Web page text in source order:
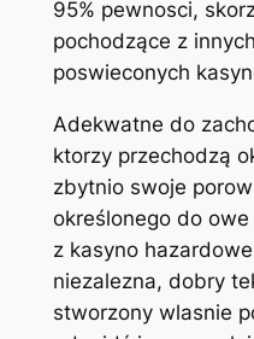
95% pewnosci,
pochodzące z
poswieconych
Adekwatne do
ktorzy przechodzą
zbytnio swoje
określonego do
z kasyno
niezalezna, dobry
stworzony wlasnie